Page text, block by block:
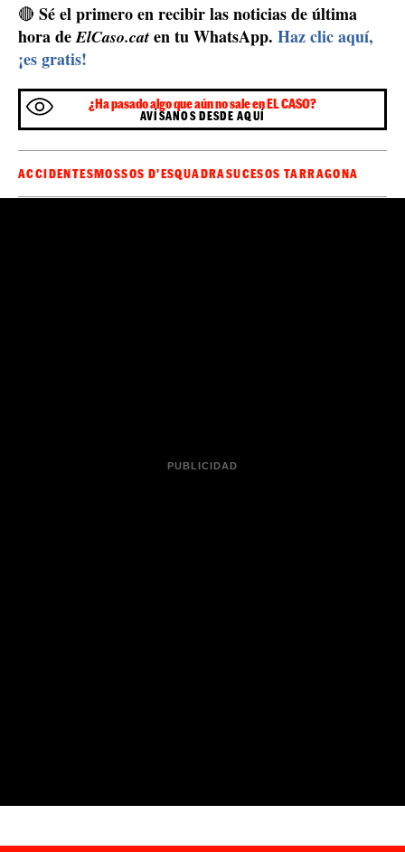
🔴 Sé el primero en recibir las noticias de última
hora deElCaso.cat en tu WhatsApp. Haz clic aquí,
¡es gratis!
¿Ha pasado algo que aún no sale en EL CASO?
AVÍSANOS DESDE AQUÍ
ACCIDENTESMOSSOS D'ESQUADRASUCESOS TARRAGONA